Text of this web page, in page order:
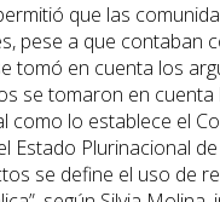
que las
pese a que contaban
tomó en cuenta los
se tomaron en
como lo establece el
Estado Plurinacional
se define el uso de